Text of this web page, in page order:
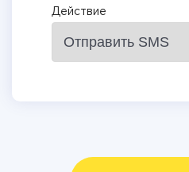
Действие